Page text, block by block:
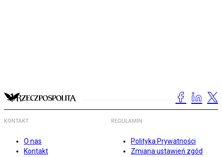
KONTAKT
O nas
Kontakt
REGULAMIN
Polityka Prywatności
Zmiana ustawień zgód